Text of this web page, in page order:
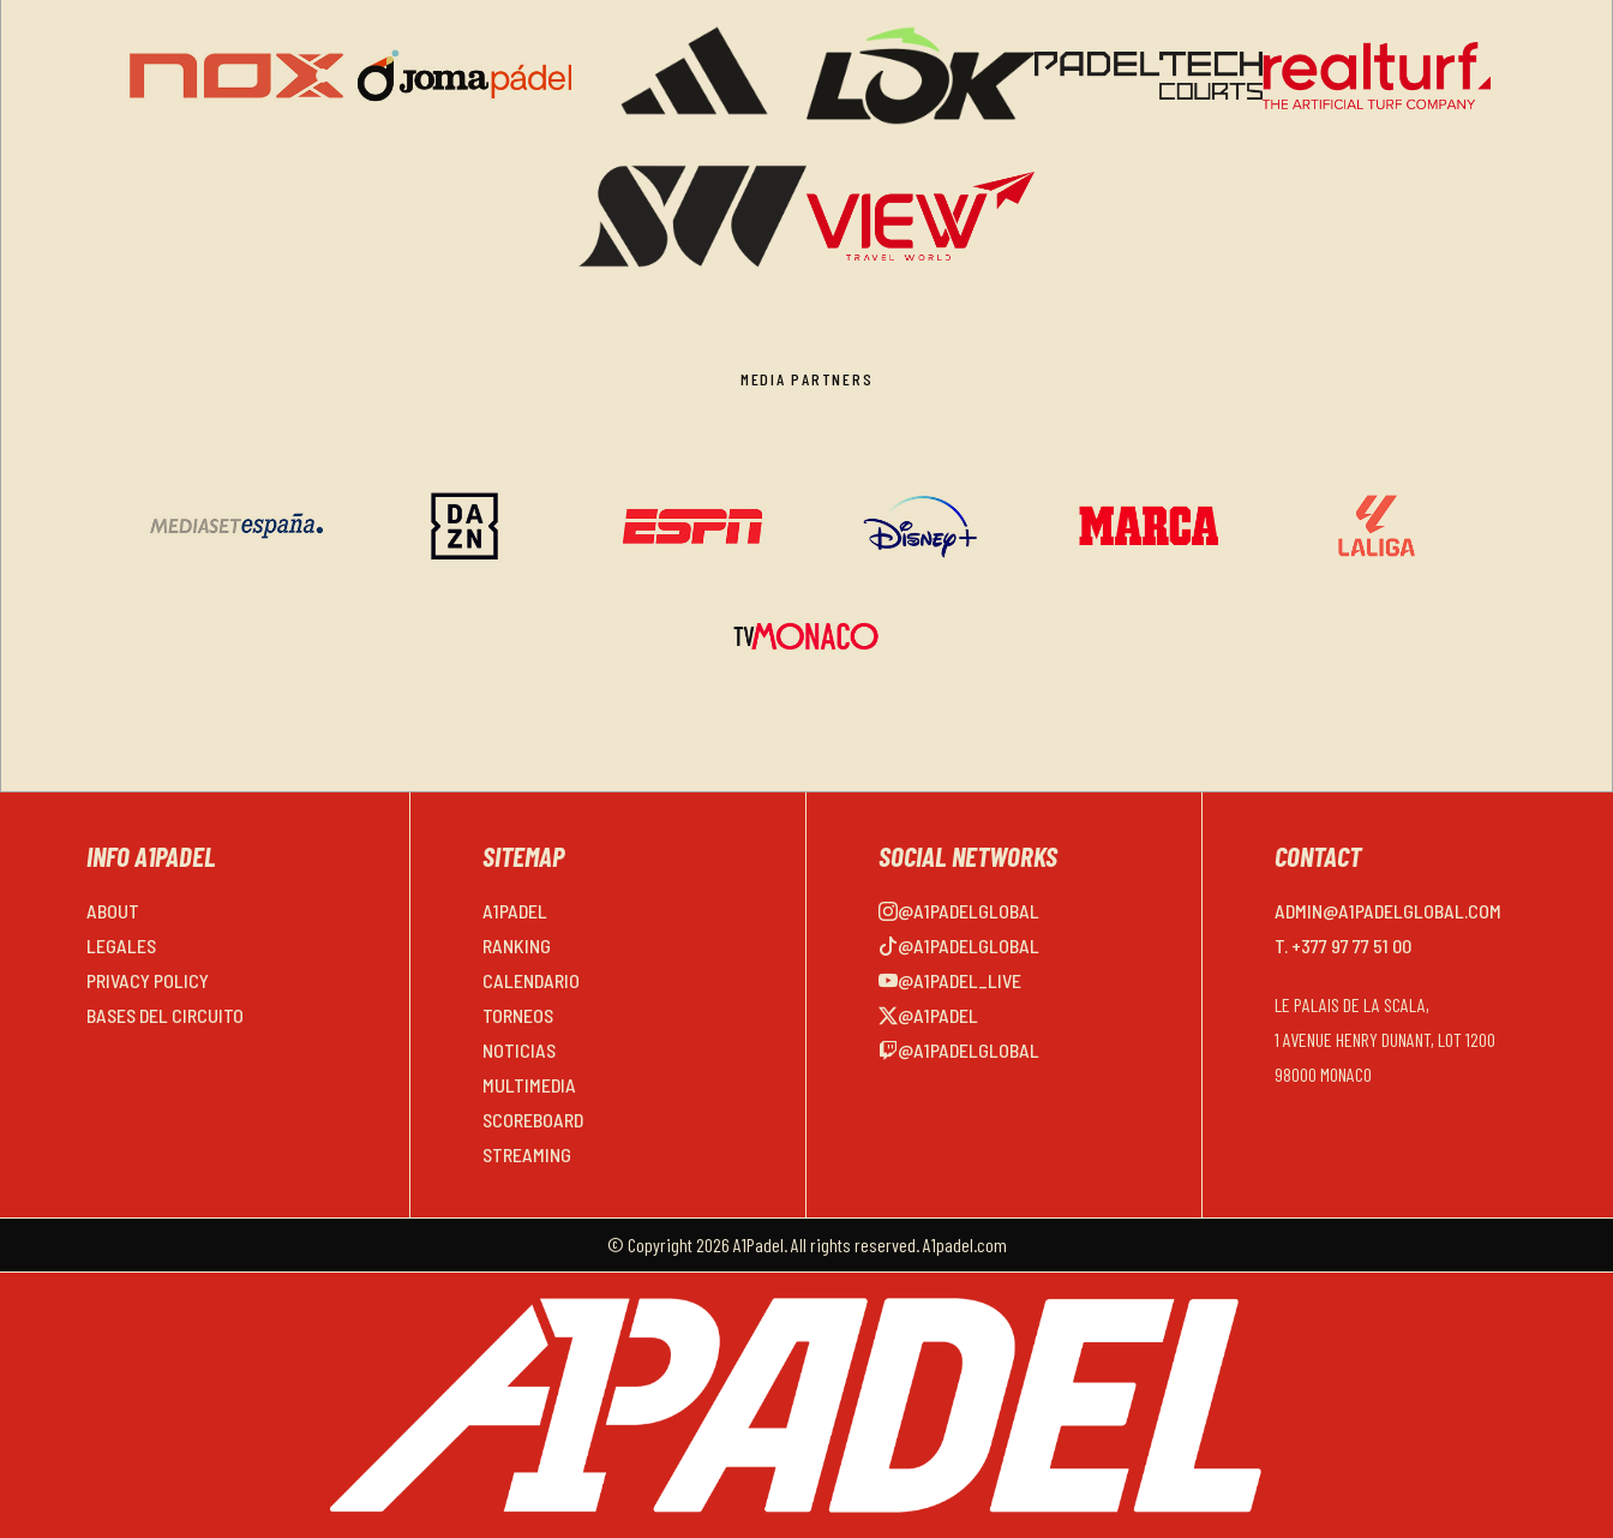
MEDIA PARTNERS
INFO A1PADEL
ABOUT
LEGALES
PRIVACY POLICY
BASES DEL CIRCUITO
SITEMAP
A1PADEL
RANKING
CALENDARIO
TORNEOS
NOTICIAS
MULTIMEDIA
SCOREBOARD
STREAMING
SOCIAL NETWORKS
@A1PADELGLOBAL
@A1PADELGLOBAL
@A1PADEL_LIVE
@A1PADEL
@A1PADELGLOBAL
CONTACT
ADMIN@A1PADELGLOBAL.COM
T. +377 97 77 51 00
LE PALAIS DE LA SCALA,
1 AVENUE HENRY DUNANT, LOT 1200
98000 MONACO
© Copyright 2026 A1Padel. All rights reserved. A1padel.com